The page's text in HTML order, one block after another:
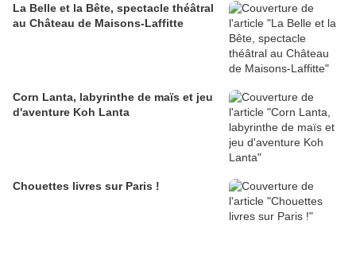
La Belle et la Bête, spectacle théâtral
au Château de Maisons-Laffitte
Corn Lanta, labyrinthe de maïs et jeu
d'aventure Koh Lanta
Chouettes livres sur Paris !